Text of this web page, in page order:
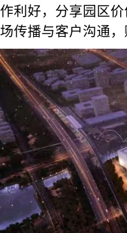
作利好，分享园区
场传播与客户沟通